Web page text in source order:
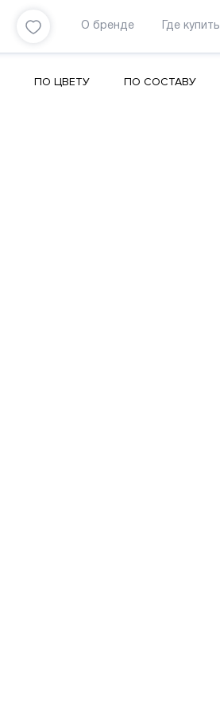
О бренде Где купить
ПО ЦВЕТУ ПО СОСТАВУ